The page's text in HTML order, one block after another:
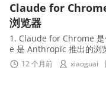
Claude for
浏览器
1. Claude for Chrome
e 是 Anthropic 推出的浏
Claude 能在你浏览网页时
页面联...
12 个月前 xiaoguai